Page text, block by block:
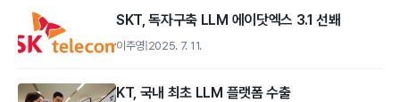
SKT, 독자구축 LLM 에이닷엑스 3.1 선봬
이주영 2025. 7. 11.
KT, 국내 최초 LLM 플랫폼 수출